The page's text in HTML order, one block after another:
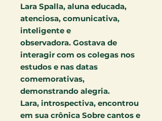
Lara Spalla, aluna educada,
atenciosa, comunicativa,
inteligente e
observadora. Gostava de
interagir com os colegas nos
estudos e nas datas
comemorativas,
demonstrando alegria.
Lara, introspectiva, encontrou
em sua crônica Sobre cantos e